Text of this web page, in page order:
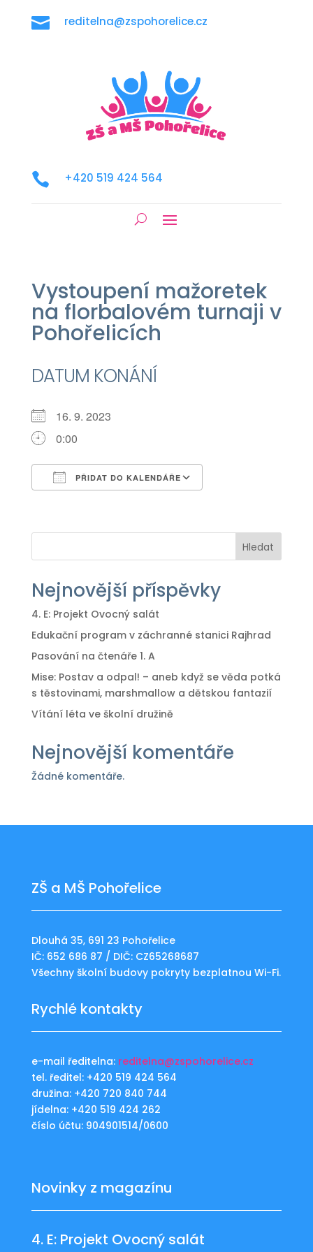
 reditelna@zspohorelice.cz
 +420 519 424 564
Vystoupení mažoretek
na florbalovém turnaji v
Pohořelicích
DATUM KONÁNÍ
16. 9. 2023
0:00
PŘIDAT DO KALENDÁŘE
Hledat
Nejnovější příspěvky
4. E: Projekt Ovocný salát
Edukační program v záchranné stanici Rajhrad
Pasování na čtenáře 1. A
Mise: Postav a odpal! – aneb když se věda potká
s těstovinami, marshmallow a dětskou fantazií
Vítání léta ve školní družině
Nejnovější komentáře
Žádné komentáře.
ZŠ a MŠ Pohořelice
Dlouhá 35, 691 23 Pohořelice
IČ: 652 686 87 / DIČ: CZ65268687
Všechny školní budovy pokryty bezplatnou Wi-Fi.
Rychlé kontakty
e-mail ředitelna: reditelna@zspohorelice.cz
tel. ředitel: +420 519 424 564
družina: +420 720 840 744
jídelna: +420 519 424 262
číslo účtu: 904901514/0600
Novinky z magazínu
4. E: Projekt Ovocný salát